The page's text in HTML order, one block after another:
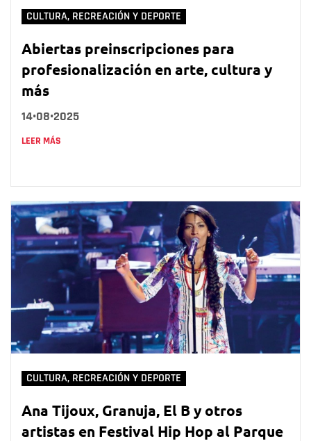
CULTURA, RECREACIÓN Y DEPORTE
Abiertas preinscripciones para
profesionalización en arte, cultura y
más
14•08•2025
LEER MÁS
CULTURA, RECREACIÓN Y DEPORTE
Ana Tijoux, Granuja, El B y otros
artistas en Festival Hip Hop al Parque